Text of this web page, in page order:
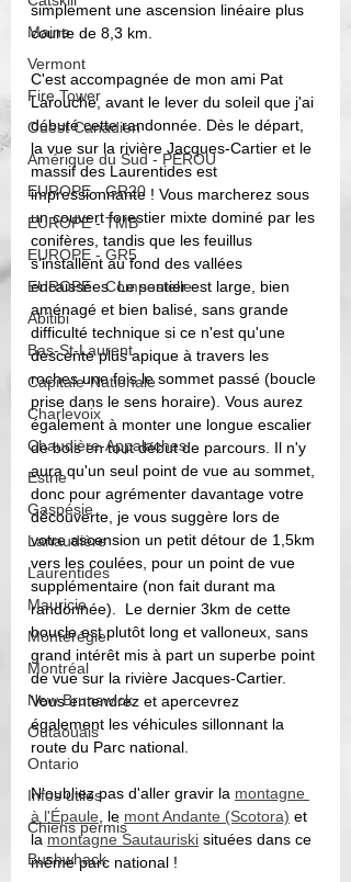
Maine
Vermont
Fire Tower
Ouest Canadien
Amérique du Sud - PEROU
EUROPE - GR20
EUROPE - TMB
EUROPE - GR5
EUROPE - Compostelle
Abitibi
Bas-St-Laurent
Capitale-Nationale
Charlevoix
Chaudière-Appalaches
Estrie
Gaspésie
Lanaudière
Laurentides
Mauricie
Montérégie
Montréal
New Brunswick
Outaouais
Ontario
Infos utiles
Chiens permis
Bushwhack
simplement une ascension linéaire plus
courte de 8,3 km.
C'est accompagnée de mon ami Pat
Larouche, avant le lever du soleil que j'ai
débuté cette randonnée. Dès le départ,
la vue sur la rivière Jacques-Cartier et le
massif des Laurentides est
impressionnante ! Vous marcherez sous
un couvert forestier mixte dominé par les
conifères, tandis que les feuillus
s'installent au fond des vallées
encaissées. Le sentier est large, bien
aménagé et bien balisé, sans grande
difficulté technique si ce n'est qu'une
descente plus apique à travers les
roches une fois le sommet passé (boucle
prise dans le sens horaire). Vous aurez
également à monter une longue escalier
de bois en tout début de parcours. Il n'y
aura qu'un seul point de vue au sommet,
donc pour agrémenter davantage votre
découverte, je vous suggère lors de
votre ascension un petit détour de 1,5km
vers les coulées, pour un point de vue
supplémentaire (non fait durant ma
randonnée).  Le dernier 3km de cette
boucle est plutôt long et valloneux, sans
grand intérêt mis à part un superbe point
de vue sur la rivière Jacques-Cartier.
Vous entendrez et apercevrez
également les véhicules sillonnant la
route du Parc national.
N'oubliez pas d'aller gravir la montagne
à l'Épaule
le mont Andante (Scotora) et
la montagne Sautauriski situées dans ce
même parc national !